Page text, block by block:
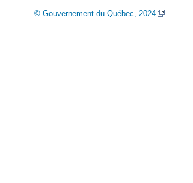
© Gouvernement du Québec, 2024